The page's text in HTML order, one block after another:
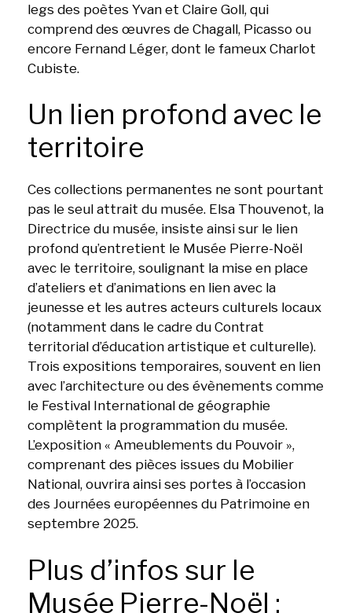
legs des poètes Yvan et Claire Goll, qui
comprend des œuvres de Chagall, Picasso ou
encore Fernand Léger, dont le fameux Charlot
Cubiste.
Un lien profond avec le
territoire
Ces collections permanentes ne sont pourtant
pas le seul attrait du musée. Elsa Thouvenot, la
Directrice du musée, insiste ainsi sur le lien
profond qu’entretient le Musée Pierre-Noël
avec le territoire, soulignant la mise en place
d’ateliers et d’animations en lien avec la
jeunesse et les autres acteurs culturels locaux
(notamment dans le cadre du Contrat
territorial d’éducation artistique et culturelle).
Trois expositions temporaires, souvent en lien
avec l’architecture ou des évènements comme
le Festival International de géographie
complètent la programmation du musée.
L’exposition « Ameublements du Pouvoir »,
comprenant des pièces issues du Mobilier
National, ouvrira ainsi ses portes à l’occasion
des Journées européennes du Patrimoine en
septembre 2025.
Plus d’infos sur le
Musée Pierre-Noël :